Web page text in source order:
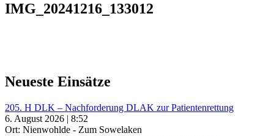
IMG_20241216_133012
Neueste Einsätze
205. H DLK – Nachforderung DLAK zur Patientenrettung
6. August 2026 | 8:52
Ort: Nienwohlde - Zum Sowelaken